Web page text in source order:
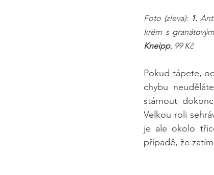
Foto (zleva): 1.
krém s
Kneipp, 99 Kč
Pokud tápete,
chybu
stárnout
Velkou roli
je ale okolo
případě, že